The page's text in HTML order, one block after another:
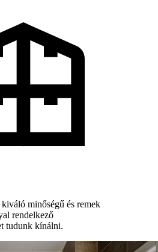
kiváló minőségű és remek
rendelkező
tudunk kínálni.